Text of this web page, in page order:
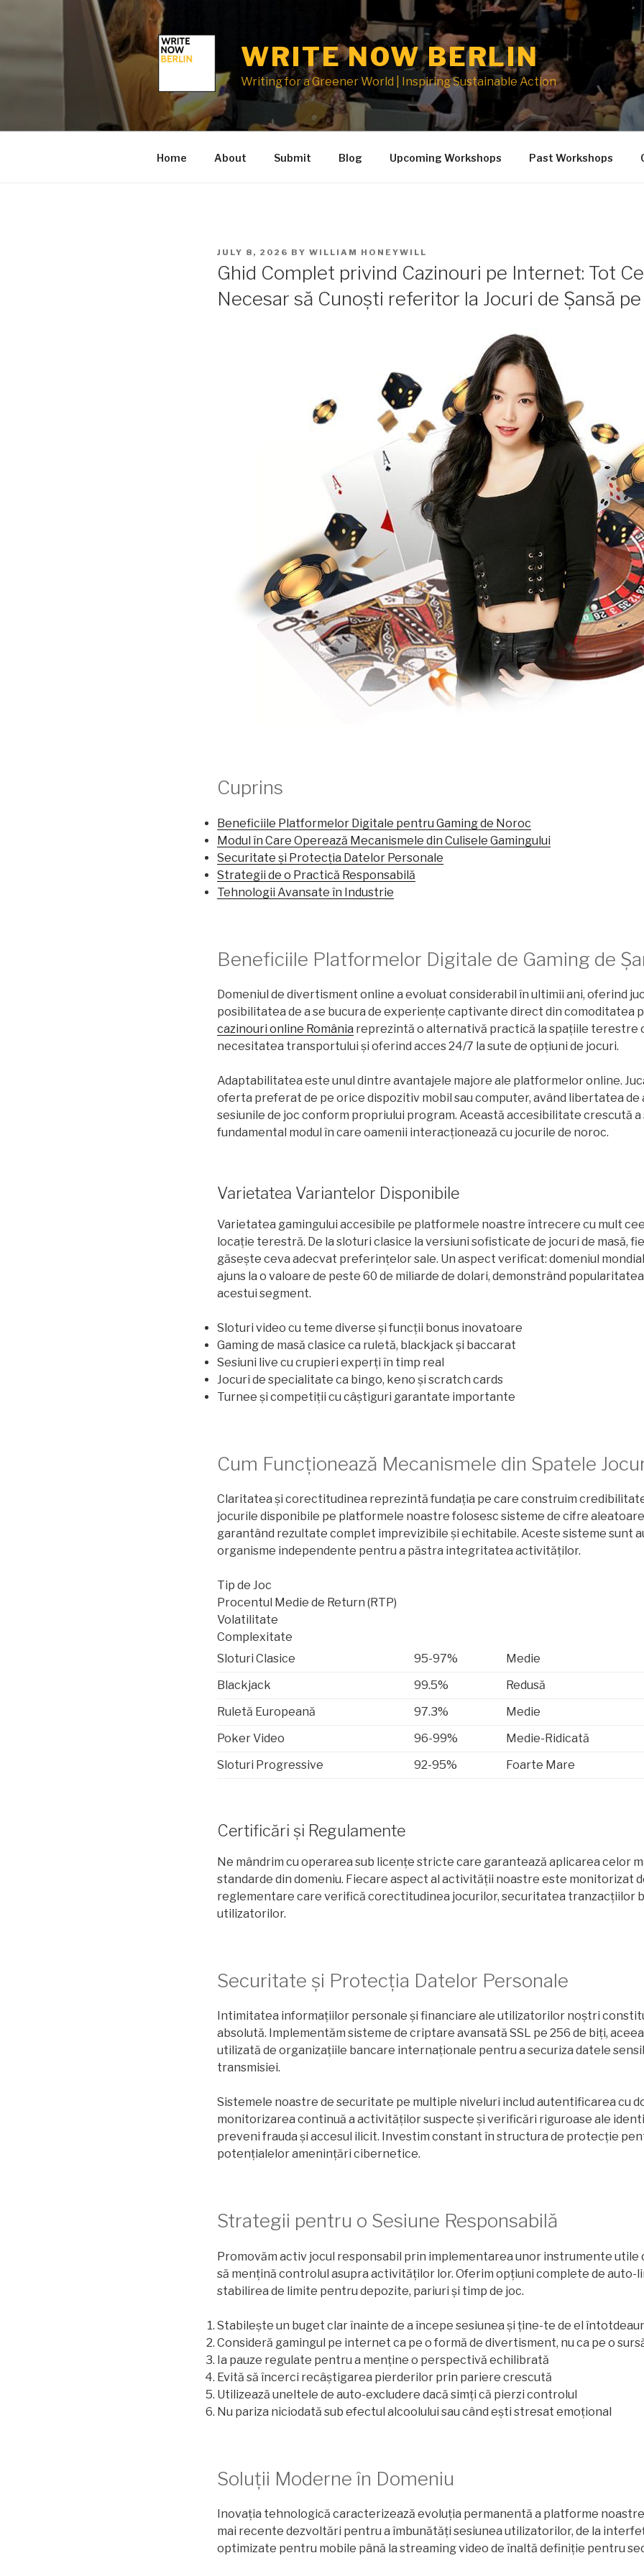
WRITE NOW BERLIN
Writing for a Greener World | Inspiring Sustainable Action
Home About Submit Blog Upcoming Workshops Past Workshops
POSTED
JULY 8, 2026 BY WILLIAM HONEYWILL
Ghid Complet privind Cazinouri pe Internet: Tot
Necesar să Cunoști referitor la Jocuri de Șansă
Cuprins
Beneficiile Platformelor Digitale pentru Gaming de Noroc
Modul în Care Operează Mecanismele din Culisele Gamingului
Securitate și Protecția Datelor Personale
Strategii de o Practică Responsabilă
Tehnologii Avansate în Industrie
Beneficiile Platformelor Digitale de Gaming de
Domeniul de divertisment online a evoluat considerabil în ultimii ani, oferind
posibilitatea de a se bucura de experiențe captivante direct din comoditatea
cazinouri online România reprezintă o alternativă practică la spațiile terestre
necesitatea transportului și oferind acces 24/7 la sute de opțiuni de jocuri.
Adaptabilitatea este unul dintre avantajele majore ale platformelor online.
oferta preferat de pe orice dispozitiv mobil sau computer, având libertatea de
sesiunile de joc conform propriului program. Această accesibilitate crescută
fundamental modul în care oamenii interacționează cu jocurile de noroc.
Varietatea Variantelor Disponibile
Varietatea gamingului accesibile pe platformele noastre întrecere cu mult
locație terestră. De la sloturi clasice la versiuni sofisticate de jocuri de masă,
găsește ceva adecvat preferințelor sale. Un aspect verificat: domeniul
ajuns la o valoare de peste 60 de miliarde de dolari, demonstrând
acestui segment.
Sloturi video cu teme diverse și funcții bonus inovatoare
Gaming de masă clasice ca ruletă, blackjack și baccarat
Sesiuni live cu crupieri experți în timp real
Jocuri de specialitate ca bingo, keno și scratch cards
Turnee și competiții cu câștiguri garantate importante
Cum Funcționează Mecanismele din Spatele
Claritatea și corectitudinea reprezintă fundația pe care construim
jocurile disponibile pe platformele noastre folosesc sisteme de cifre
garantând rezultate complet imprevizibile și echitabile. Aceste sisteme sunt
organisme independente pentru a păstra integritatea activităților.
Tip de Joc
Procentul Medie de Return (RTP)
Volatilitate
Complexitate
Sloturi Clasice
95-97%
Medie
Blackjack
99.5%
Redusă
Ruletă Europeană
97.3%
Medie
Poker Video
96-99%
Medie-Ridicată
Sloturi Progressive
92-95% Foarte Mare
Certificări și Regulamente
Ne mândrim cu operarea sub licențe stricte care garantează aplicarea celor
standarde din domeniu. Fiecare aspect al activității noastre este monitorizat
reglementare care verifică corectitudinea jocurilor, securitatea tranzacțiilor
utilizatorilor.
Securitate și Protecția Datelor Personale
Intimitatea informațiilor personale și financiare ale utilizatorilor noștri
absolută. Implementăm sisteme de criptare avansată SSL pe 256 de biți,
utilizată de organizațiile bancare internaționale pentru a securiza datele
transmisiei.
Sistemele noastre de securitate pe multiple niveluri includ autentificarea cu
monitorizarea continuă a activităților suspecte și verificări riguroase ale
preveni frauda și accesul ilicit. Investim constant în structura de protecție
potențialelor amenințări cibernetice.
Strategii pentru o Sesiune Responsabilă
Promovăm activ jocul responsabil prin implementarea unor instrumente utile
să mențină controlul asupra activităților lor. Oferim opțiuni complete de auto-
stabilirea de limite pentru depozite, pariuri și timp de joc.
Stabilește un buget clar înainte de a începe sesiunea și ține-te de el
Consideră gamingul pe internet ca pe o formă de divertisment, nu ca pe o
Ia pauze regulate pentru a menține o perspectivă echilibrată
Evită să încerci recâștigarea pierderilor prin pariere crescută
Utilizează uneltele de auto-excludere dacă simți că pierzi controlul
Nu pariza niciodată sub efectul alcoolului sau când ești stresat emoțional
Soluții Moderne în Domeniu
Inovația tehnologică caracterizează evoluția permanentă a platforme
mai recente dezvoltări pentru a îmbunătăți sesiunea utilizatorilor, de la
optimizate pentru mobile până la streaming video de înaltă definiție pentru